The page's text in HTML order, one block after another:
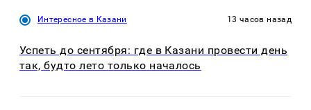
Интересное в Казани 13 часов назад
Успеть до сентября: где в Казани провести день
так, будто лето только началось